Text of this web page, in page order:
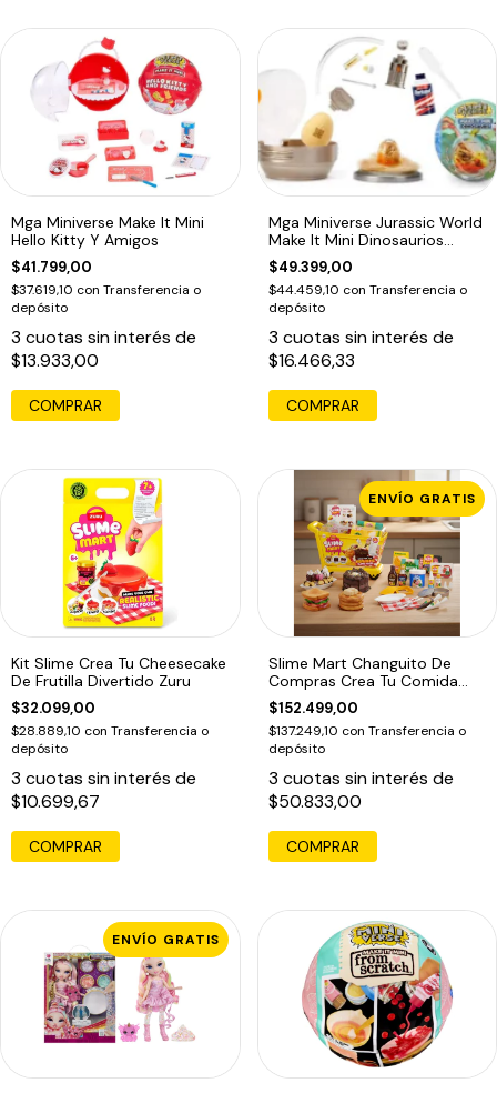
Mga Miniverse Make It Mini
Hello Kitty Y Amigos
$41.799,00
$37.619,10 con Transferencia o
depósito
3 cuotas sin interés de
$13.933,00
Mga Miniverse Jurassic World
Make It Mini Dinosaurios
Reveal
$49.399,00
$44.459,10 con Transferencia o
depósito
3 cuotas sin interés de
$16.466,33
Kit Slime Crea Tu Cheesecake
De Frutilla Divertido Zuru
$32.099,00
$28.889,10 con Transferencia o
depósito
3 cuotas sin interés de
$10.699,67
ENVÍO GRATIS
Slime Mart Changuito De
Compras Crea Tu Comida
Favorita
$152.499,00
$137.249,10 con Transferencia o
depósito
3 cuotas sin interés de
$50.833,00
ENVÍO GRATIS